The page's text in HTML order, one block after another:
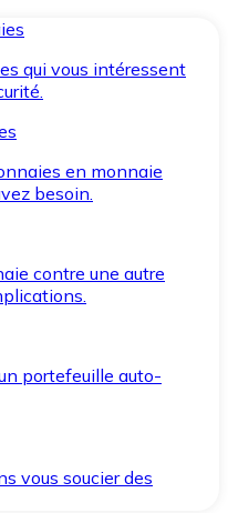
qui vous intéressent
en monnaie
besoin.
contre une autre
portefeuille auto-
vous soucier des